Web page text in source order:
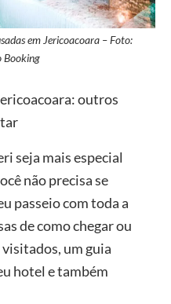
em Jericoacoara – Foto:
Booking
outros
seja mais especial
não precisa se
passeio com toda a
de como chegar ou
um guia
hotel e também